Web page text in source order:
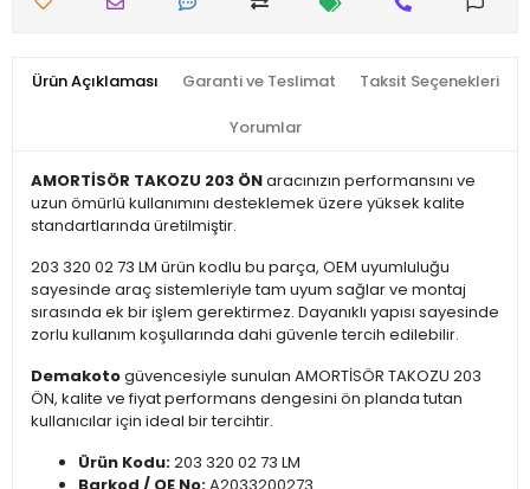
Ürün Açıklaması Garanti ve Teslimat Taksit Seçenekleri
Yorumlar
AMORTİSÖR TAKOZU 203 ÖNaracınızın performansını ve
uzun ömürlü kullanımını desteklemek üzere yüksek kalite
standartlarında üretilmiştir.
203 320 02 73 LM ürün kodlu bu parça, OEM uyumluluğu
sayesinde araç sistemleriyle tam uyum sağlar ve montaj
sırasında ek bir işlem gerektirmez. Dayanıklı yapısı sayesinde
zorlu kullanım koşullarında dahi güvenle tercih edilebilir.
Demakotogüvencesiyle sunulan AMORTİSÖR TAKOZU 203
ÖN, kalite ve fiyat performans dengesini ön planda tutan
kullanıcılar için ideal bir tercihtir.
Ürün Kodu:203 320 02 73 LM